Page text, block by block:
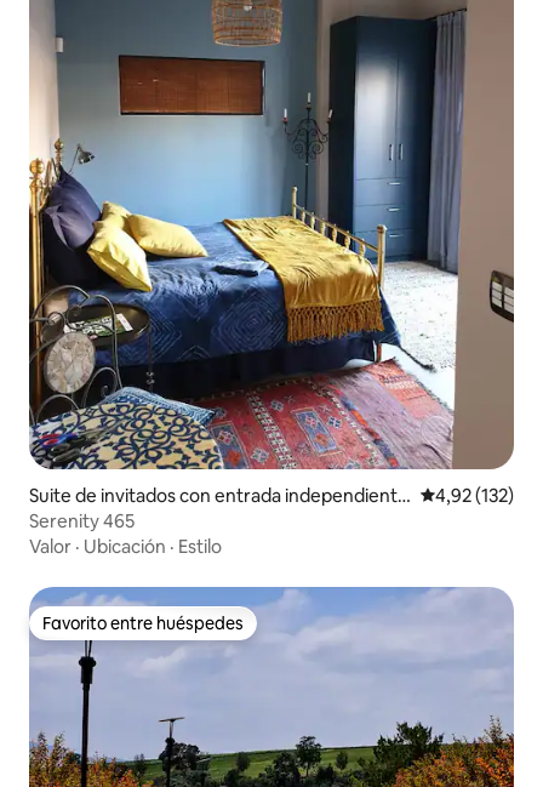
Suite de invitados con entrada independiente
en De Kelders
Calificación
4,92 (132)
Serenity 465
Valor · Ubicación · Estilo
Favorito entre huéspedes
Favorito entre huéspedes